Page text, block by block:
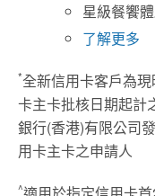
星級餐饗
了解更多
*全新信用卡客戶為
卡主卡批核日期起計
銀行(香港)有限公司
用卡主卡之申請人
^